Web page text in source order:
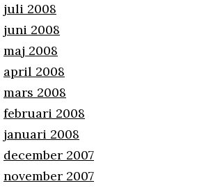
juli 2008
juni 2008
maj 2008
april 2008
mars 2008
februari 2008
januari 2008
december 2007
november 2007